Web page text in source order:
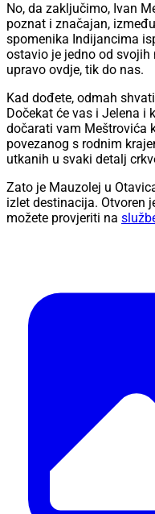
No, da zaključimo, Ivan
poznat i značajan,
spomenika Indijancima
ostavio je jedno od
upravo ovdje, tik do nas.
Kad dođete, odmah
Dočekat će vas i Jelena i
dočarati vam Meštrovića
povezanog s rodnim
utkanih u svaki detalj
Zato je Mauzolej u
izlet destinacija. Otvoren
možete provjeriti na